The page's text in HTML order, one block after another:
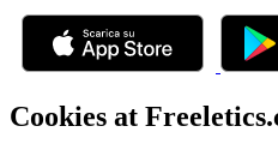
Cookies at